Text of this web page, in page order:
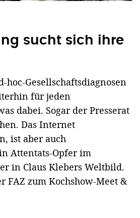
sucht sich ihre
hoc-Gesellschaftsdiagnosen
für jeden
dabei. Sogar der Presserat
Das Internet
ist aber auch
Attentats-Opfer im
in Claus Klebers Weltbild.
FAZ zum Kochshow-Meet &